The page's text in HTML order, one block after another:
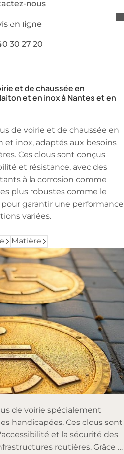
nous
en ligne
30 27 20
et de chaussée en
et en inox à Nantes et en
de voirie et de chaussée en
et inox, adaptés aux besoins
Ces clous sont conçus
et résistance, avec des
à la corrosion comme
plus robustes comme le
garantir une performance
variées.
Matière
de voirie spécialement
handicapées. Ces clous sont
et la sécurité des
routières. Grâce à